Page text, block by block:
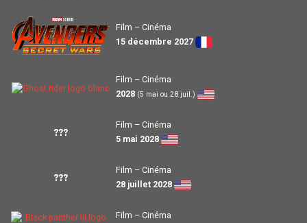
Film – Cinéma
15 décembre 2027
Film – Cinéma
2028 (5 mai ou 28 juil.)
???
Film – Cinéma
5 mai 2028
???
Film – Cinéma
28 juillet 2028
Film – Cinéma